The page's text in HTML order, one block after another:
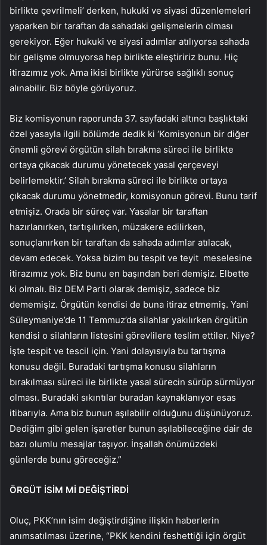
birlikte çevrilmeli’ derken, hukuki ve siyasi düzenlemeleri
yaparken bir taraftan da sahadaki gelişmelerin olması
gerekiyor. Eğer hukuki ve siyasi adımlar atılıyorsa sahada
bir gelişme olmuyorsa hep birlikte eleştiririz bunu. Hiç
itirazımız yok. Ama ikisi birlikte yürürse sağlıklı sonuç
alınabilir. Biz böyle görüyoruz.
Biz komisyonun raporunda 37. sayfadaki altıncı başlıktaki
özel yasayla ilgili bölümde dedik ki ‘Komisyonun bir diğer
önemli görevi örgütün silah bırakma süreci ile birlikte
ortaya çıkacak durumu yönetecek yasal çerçeveyi
belirlemektir.’ Silah bırakma süreci ile birlikte ortaya
çıkacak durumu yönetmedir, komisyonun görevi. Bunu tarif
etmişiz. Orada bir süreç var. Yasalar bir taraftan
hazırlanırken, tartışılırken, müzakere edilirken,
sonuçlanırken bir taraftan da sahada adımlar atılacak,
devam edecek. Yoksa bizim bu tespit ve teyit meselesine
itirazımız yok. Biz bunu en başından beri demişiz. Elbette
ki olmalı. Biz DEM Parti olarak demişiz, sadece biz
dememişiz. Örgütün kendisi de buna itiraz etmemiş. Yani
Süleymaniye’de 11 Temmuz’da silahlar yakılırken örgütün
kendisi o silahların listesini görevlilere teslim ettiler. Niye?
İşte tespit ve tescil için. Yani dolayısıyla bu tartışma
konusu değil. Buradaki tartışma konusu silahların
bırakılması süreci ile birlikte yasal sürecin sürüp sürmüyor
olması. Buradaki sıkıntılar buradan kaynaklanıyor esas
itibarıyla. Ama biz bunun aşılabilir olduğunu düşünüyoruz.
Dediğim gibi gelen işaretler bunun aşılabileceğine dair de
bazı olumlu mesajlar taşıyor. İnşallah önümüzdeki
günlerde bunu göreceğiz.”
ÖRGÜT İSİM Mİ DEĞİŞTİRDİ
Oluç, PKK’nın isim değiştirdiğine ilişkin haberlerin
anımsatılması üzerine, “PKK kendini feshettiği için örgüt